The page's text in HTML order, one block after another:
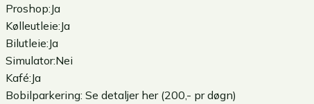
Proshop:Ja
Kølleutleie:Ja
Bilutleie:Ja
Simulator:Nei
Kafé:Ja
Bobilparkering: Se detaljer her(200,- pr døgn)